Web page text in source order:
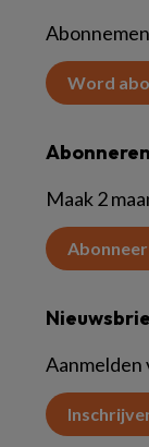
Word
Abonneren
Maak 2
Abonneer
Aanmelden